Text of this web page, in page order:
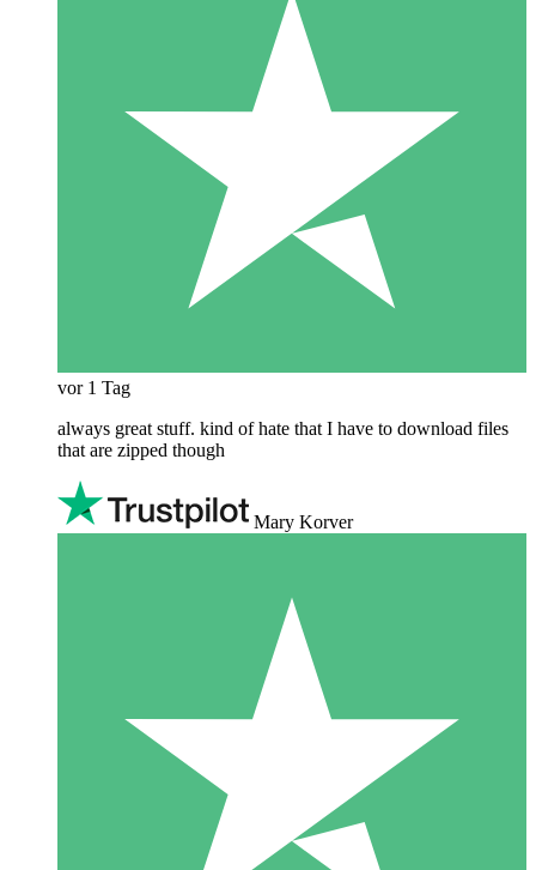
vor 1 Tag
always great stuff. kind of hate that I have to download files
that are zipped though
Mary Korver